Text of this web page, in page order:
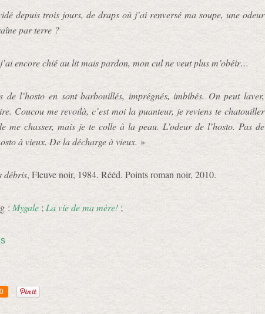
depuis trois jours, de draps où j’ai renversé ma soupe, une odeur
par terre ?
encore chié au lit mais pardon, mon cul ne veut plus m’obéir…
de l’hosto en sont barbouillés, imprégnés, imbibés. On peut laver,
Coucou me revoilà, c’est moi la puanteur, je reviens te chatouiller
me chasser, mais je te colle à la peau. L’odeur de l’hosto. Pas de
à vieux. De la décharge à vieux. »
débris, Fleuve noir, 1984. Rééd. Points roman noir, 2010.
: Mygale ; La vie de ma mère! ;
0